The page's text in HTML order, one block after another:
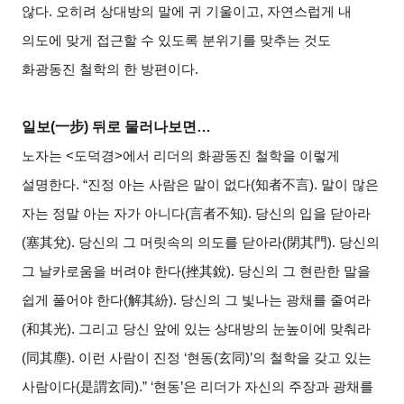
않다. 오히려 상대방의 말에 귀 기울이고, 자연스럽게 내
의도에 맞게 접근할 수 있도록 분위기를 맞추는 것도
화광동진 철학의 한 방편이다.
일보(一步) 뒤로 물러나보면…
노자는 <도덕경>에서 리더의 화광동진 철학을 이렇게
설명한다. “진정 아는 사람은 말이 없다(知者不言). 말이 많은
자는 정말 아는 자가 아니다(言者不知). 당신의 입을 닫아라
(塞其兌). 당신의 그 머릿속의 의도를 닫아라(閉其門). 당신의
그 날카로움을 버려야 한다(挫其銳). 당신의 그 현란한 말을
쉽게 풀어야 한다(解其紛). 당신의 그 빛나는 광채를 줄여라
(和其光). 그리고 당신 앞에 있는 상대방의 눈높이에 맞춰라
(同其塵). 이런 사람이 진정 ‘현동(玄同)’의 철학을 갖고 있는
사람이다(是謂玄同).” ‘현동’은 리더가 자신의 주장과 광채를